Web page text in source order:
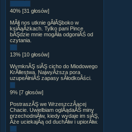
40% [31 głosów]
MĂłj nos utknie gÂłĂŞboko w
ksiÂąÂżkach. Tylko pani Pince
bĂŞdzie mnie mogÂła odgoniĂŚ od
czytania.
13% [10 głosów]
WymknĂŞ siĂŞ cicho do Miodowego
KrĂłlestwa. NajwyÂższa pora
uzupeÂłniĂŚ zapasy sÂłodkoÂści.
9% [7 głosów]
PostraszĂŞ we WrzeszczÂącej
Chacie. Uwielbiam oglÂądaĂŚ miny
przechodniĂłw, kiedy wydaje im siĂŞ,
Âże uciekajÂą od duchĂłw i upiorĂłw.